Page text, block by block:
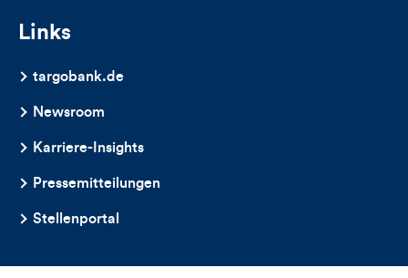
Links
targobank.de
Newsroom
Karriere-Insights
Pressemitteilungen
Stellenportal